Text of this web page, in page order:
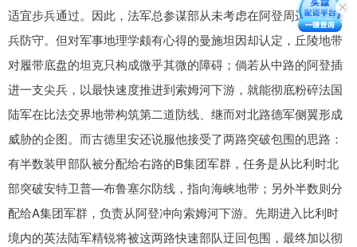
适宜步兵通过。因此，法军总参谋部从未考虑在阿登周边设置重
兵防守。但对军事地理学颇有心得的曼施坦因却认定，丘陵地带
对履带底盘的坦克只构成微乎其微的障碍；倘若从中路的阿登插
进一支尖兵，以最快速度推进到索姆河下游，就能彻底粉碎法国
陆军在比法交界地带构筑第二道防线、继而对北路德军侧翼形成
威胁的企图。而古德里安还说服他接受了两路突破包围的思路：
有半数装甲部队被分配给右路的B集团军群，任务是从比利时北
部突破安特卫普—布鲁塞尔防线，指向海峡地带；另外半数则分
配给A集团军群，负责从阿登冲向索姆河下游。先期进入比利时
境内的英法陆军精锐将被这两路快速部队迂回包围，最终加以彻